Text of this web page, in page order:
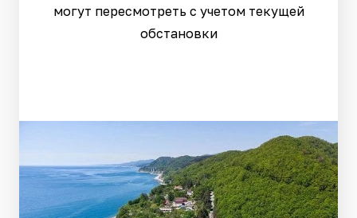
могут пересмотреть с учетом текущей
обстановки